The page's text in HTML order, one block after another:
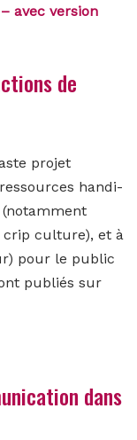
avec version
de
projet
handi-
crip culture), et à
pour le public
publiés sur
dans